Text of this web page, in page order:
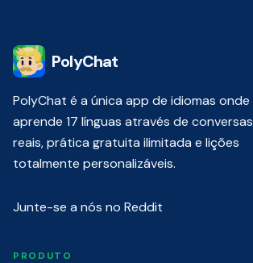
PolyChat
PolyChat é a única app de idiomas onde
aprende 17 línguas através de conversas
reais, prática gratuita ilimitada e lições
totalmente personalizáveis.
Junte-se a nós no Reddit
PRODUTO